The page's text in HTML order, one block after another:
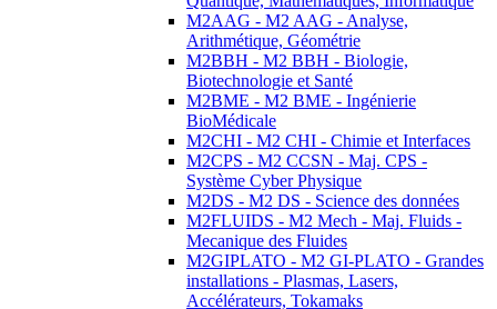
M2AAG - M2 AAG - Analyse,
Arithmétique, Géométrie
M2BBH - M2 BBH - Biologie,
Biotechnologie et Santé
M2BME - M2 BME - Ingénierie
BioMédicale
M2CHI - M2 CHI - Chimie et Interfaces
M2CPS - M2 CCSN - Maj. CPS -
Système Cyber Physique
M2DS - M2 DS - Science des données
M2FLUIDS - M2 Mech - Maj. Fluids -
Mecanique des Fluides
M2GIPLATO - M2 GI-PLATO - Grandes
installations - Plasmas, Lasers,
Accélérateurs, Tokamaks